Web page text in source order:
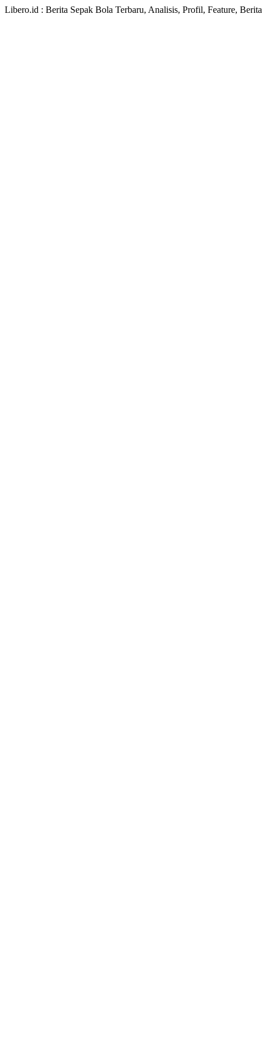
Libero.id : Berita Sepak Bola Terbaru, Analisis, Profil, Feature,